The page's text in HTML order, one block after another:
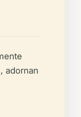
adornan